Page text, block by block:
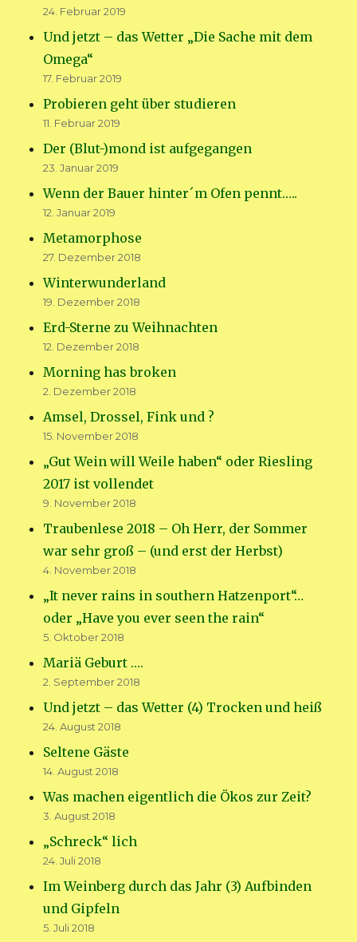
24. Februar 2019
Und jetzt – das Wetter „Die Sache mit dem
Omega“
17. Februar 2019
Probieren geht über studieren
11. Februar 2019
Der (Blut-)mond ist aufgegangen
23. Januar 2019
Wenn der Bauer hinter´m Ofen pennt…..
12. Januar 2019
Metamorphose
27. Dezember 2018
Winterwunderland
19. Dezember 2018
Erd-Sterne zu Weihnachten
12. Dezember 2018
Morning has broken
2. Dezember 2018
Amsel, Drossel, Fink und ?
15. November 2018
„Gut Wein will Weile haben“ oder Riesling
2017 ist vollendet
9. November 2018
Traubenlese 2018 – Oh Herr, der Sommer
war sehr groß – (und erst der Herbst)
4. November 2018
„It never rains in southern Hatzenport“…
oder „Have you ever seen the rain“
5. Oktober 2018
Mariä Geburt ….
2. September 2018
Und jetzt – das Wetter (4) Trocken und heiß
24. August 2018
Seltene Gäste
14. August 2018
Was machen eigentlich die Ökos zur Zeit?
3. August 2018
„Schreck“ lich
24. Juli 2018
Im Weinberg durch das Jahr (3) Aufbinden
und Gipfeln
5. Juli 2018